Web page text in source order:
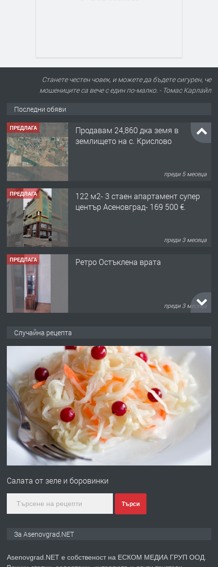
Станете честен човек, и можете да бъдете сигурен, че
мошениците са вече с един по-малко. - Томас Карлайл
Последни обяви
ПРЕДЛАГА
Продавам 24,860 дка земя в
землището на с. Крислово
преди 5 месеца
ПРЕДЛАГА
122 м2- 3 стаен апартамент супер
център Асеновград- 169 500 €.
преди 3 месеца
ПРЕДЛАГА Ретро Остъклена врата
преди 3 месеца
преди 10 месеца
ПРЕДЛАГА
Професионална броячна машина -
със сертификат от ЕЦБ
преди 1 година
ПРЕДЛАГА
Професионална зеленчукорезачка
Случайна рецепта
Салата от зеле и боровинки
Търси
За Asenovgrad.NET
Asenovgrad.NET е собственост на ЕСКОМ МЕДИА ГРУП ООД.